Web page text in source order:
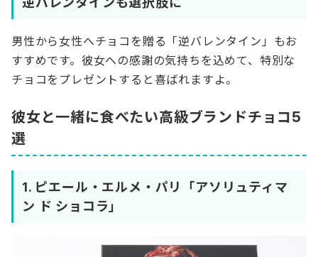
男性から女性へチョコを贈る「逆バレンタイン」もお
すすめです。彼女への感謝の気持ちを込めて、特別な
チョコをプレゼントすると喜ばれますよ。
彼女と一緒に食べたい高級ブランドチョコ5
選
1. ピエール・エルメ・パリ「アソリュティマ
ン ド ショコラ」